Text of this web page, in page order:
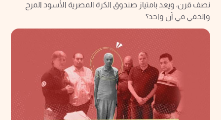
نصف قرن، ويعد بامتياز صندوق الكرة المصرية الأسود المرح
والخفي في آن واحد؟